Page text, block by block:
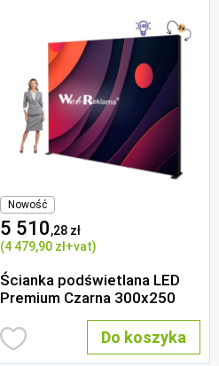
Nowość
5 510,28 zł
(4 479,90 zł+vat)
Ścianka podświetlana LED
Premium Czarna 300x250
Do koszyka